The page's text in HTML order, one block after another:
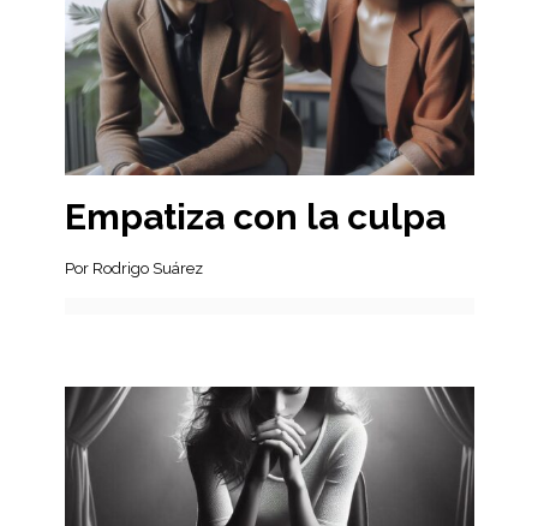
Empatiza con la culpa
Por Rodrigo Suárez